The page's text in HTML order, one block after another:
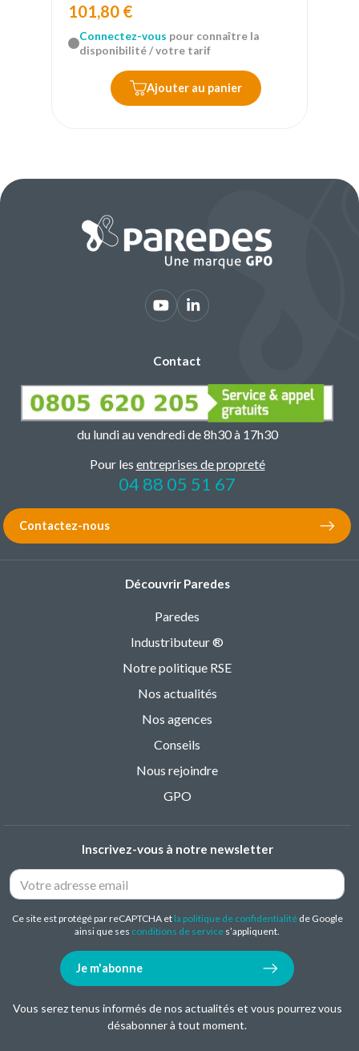
101,80 €
Connectez-vous pour connaître la
disponibilité / votre tarif
Ajouter au panier
Contact
du lundi au vendredi de 8h30 à 17h30
Pour les entreprises de propreté
04 88 05 51 67
Contactez-nous
Découvrir Paredes
Paredes
Industributeur ®
Notre politique RSE
Nos actualités
Nos agences
Conseils
Nous rejoindre
GPO
Inscrivez-vous à notre newsletter
Ce site est protégé par reCAPTCHA et la politique de confidentialitéde Google
ainsi que ses conditions de service s’appliquent.
Je m'abonne
Vous serez tenus informés de nos actualités et vous pourrez vous
désabonner à tout moment.